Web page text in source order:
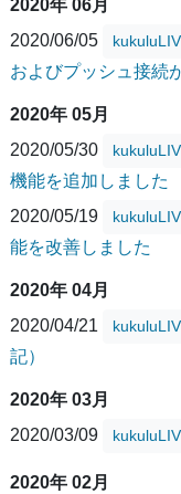
2020年 06月
2020/06/05
およびプッシュ接続
2020年 05月
2020/05/30
機能を追加しました
2020/05/19
能を改善しました
2020年 04月
2020/04/21
記）
2020年 03月
2020/03/09
2020年 02月